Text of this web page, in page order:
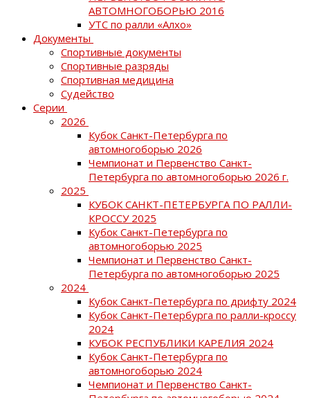
АВТОМНОГОБОРЬЮ 2016
УТС по ралли «Алхо»
Документы
Спортивные документы
Спортивные разряды
Спортивная медицина
Судейство
Серии
2026
Кубок Санкт-Петербурга по
автомногоборью 2026
Чемпионат и Первенство Санкт-
Петербурга по автомногоборью 2026 г.
2025
КУБОК САНКТ-ПЕТЕРБУРГА ПО РАЛЛИ-
КРОССУ 2025
Кубок Санкт-Петербурга по
автомногоборью 2025
Чемпионат и Первенство Санкт-
Петербурга по автомногоборью 2025
2024
Кубок Санкт-Петербурга по дрифту 2024
Кубок Санкт-Петербурга по ралли-кроссу
2024
КУБОК РЕСПУБЛИКИ КАРЕЛИЯ 2024
Кубок Санкт-Петербурга по
автомногоборью 2024
Чемпионат и Первенство Санкт-